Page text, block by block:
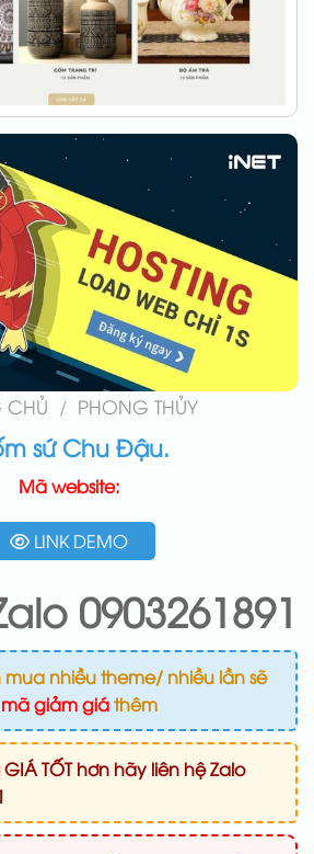
CHỦ / PHONG THỦY
sứ Chu Đậu.
Mã website:
LINK DEMO
0903261891
nhiều theme/ nhiều lần sẽ
mã giảm giáthêm
TỐT hơn hãy liên hệ Zalo